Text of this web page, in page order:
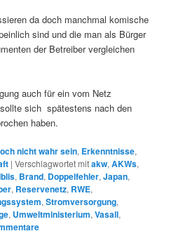
da doch manchmal komische
sind und die man als Bürger
der Betreiber vergleichen
auch für ein vom Netz
sich spätestens nach den
haben.
nicht wahr sein, Erkenntnisse,
|Verschlagwortet mitakw,AKWs,
, Brand, Doppelfehler,Japan,
, Reservenetz, RWE,
,Stromversorgung,
, Umweltministerium,Vasall,